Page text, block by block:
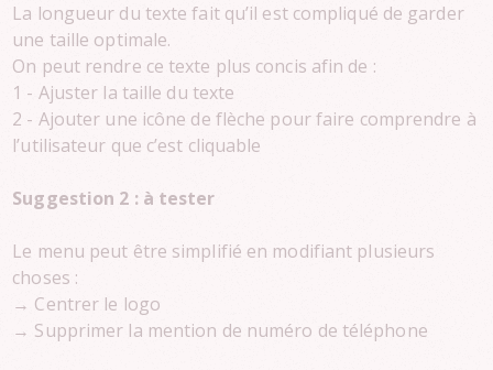
La longueur du texte fait qu’il est compliqué de garder
une taille optimale.
On peut rendre ce texte plus concis afin de :
1 - Ajuster la taille du texte
2 - Ajouter une icône de flèche pour faire comprendre à
l’utilisateur que c’est cliquable
Suggestion 2 : à tester
Le menu peut être simplifié en modifiant plusieurs
choses :
→ Centrer le logo
→ Supprimer la mention de numéro de téléphone